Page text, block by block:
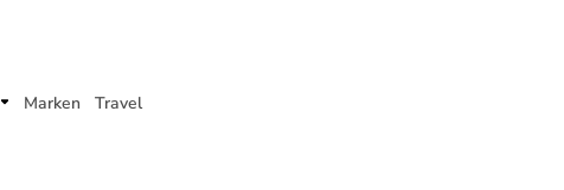
Marken Travel